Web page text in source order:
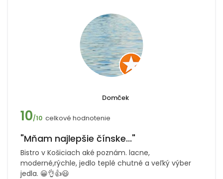
Domček
10/10 celkové hodnotenie
"Mňam najlepšie čínske..."
Bistro v Košiciach aké poznám. lacne,
moderné,rýchle, jedlo teplé chutné a veľký výber
jedla. 😀👌👍😃